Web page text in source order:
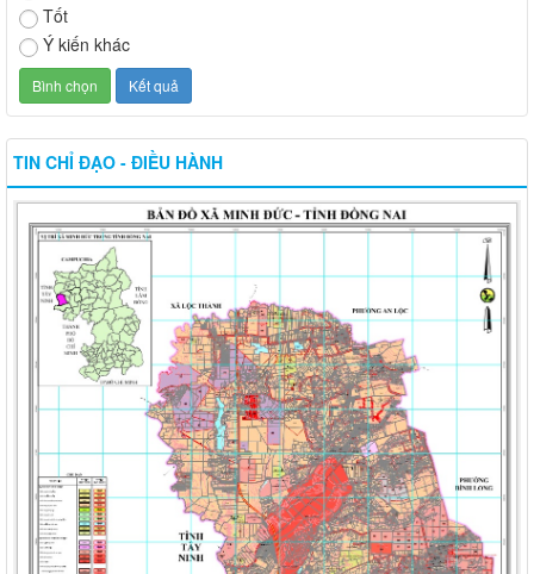
Tốt
Ý kiến khác
TIN CHỈ ĐẠO - ĐIỀU HÀNH